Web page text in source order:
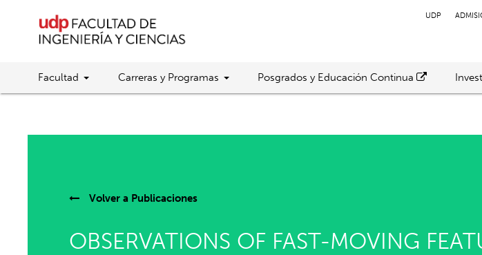
UDP
Facultad Carreras y Programas Posgrados y Educación Continua
Volver a Publicaciones
OBSERVATIONS OF FAST-MOVING